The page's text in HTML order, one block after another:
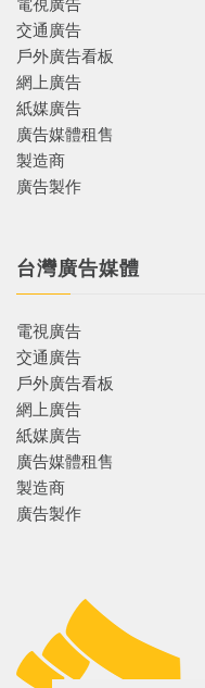
交通廣告
戶外廣告看板
網上廣告
紙媒廣告
廣告媒體租售
製造商
廣告製作
台灣廣告媒體
電視廣告
交通廣告
戶外廣告看板
網上廣告
紙媒廣告
廣告媒體租售
製造商
廣告製作